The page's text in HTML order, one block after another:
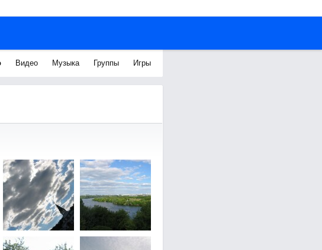
Видео Музыка Группы Игры